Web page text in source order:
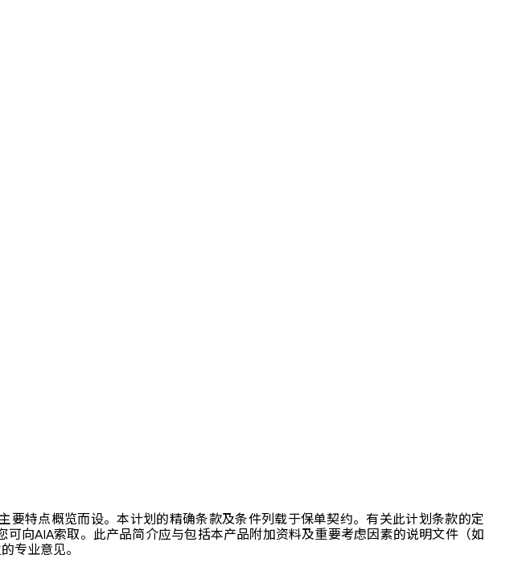
特点概览而设。本计划的精确条款及条件列载于保单契约。有关此计划条款的定
向AIA索取。此产品简介应与包括本产品附加资料及重要考虑因素的说明文件（如
专业意见。